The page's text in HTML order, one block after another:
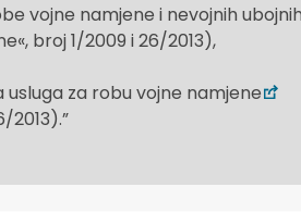
vojne namjene i nevojnih ubojnih
broj 1/2009 i 26/2013),
za robu vojne namjene
2013).”